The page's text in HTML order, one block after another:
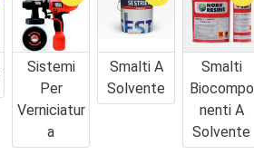
Sistemi
Per
Verniciatur
A
Smalti A
Solvente
Smalti
Biocompo
Nenti A
Solvente